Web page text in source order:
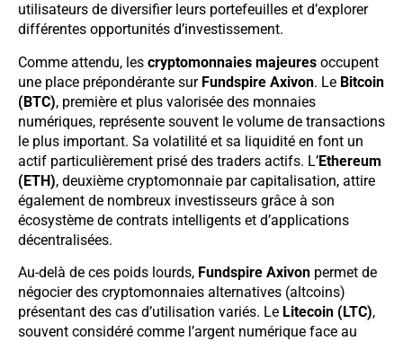
utilisateurs de diversifier leurs portefeuilles et d’explorer
différentes opportunités d’investissement.
Comme attendu, les cryptomonnaies majeures occupent
une place prépondérante sur Fundspire Axivon. Le Bitcoin
(BTC), première et plus valorisée des monnaies
numériques, représente souvent le volume de transactions
le plus important. Sa volatilité et sa liquidité en font un
actif particulièrement prisé des traders actifs. L’Ethereum
(ETH), deuxième cryptomonnaie par capitalisation, attire
également de nombreux investisseurs grâce à son
écosystème de contrats intelligents et d’applications
décentralisées.
Au-delà de ces poids lourds, Fundspire Axivon permet de
négocier des cryptomonnaies alternatives (altcoins)
présentant des cas d’utilisation variés. Le Litecoin (LTC),
souvent considéré comme l’argent numérique face au